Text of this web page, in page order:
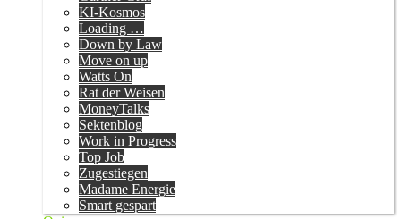
KI-Kosmos
Loading …
Down by Law
Move on up
Watts On
Rat der Weisen
MoneyTalks
Sektenblog
Work in Progress
Top Job
Zugestiegen
Madame Energie
Smart gespart